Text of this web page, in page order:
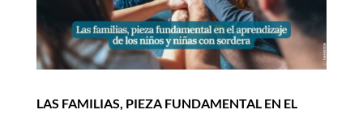
LAS FAMILIAS, PIEZA FUNDAMENTAL EN EL